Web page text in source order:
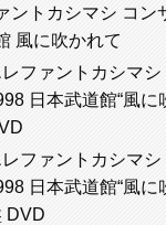
ントカシマシ コン
風に吹かれて
ファントカシマシ
日本武道館“風に
ファントカシマシ
日本武道館“風に
DVD